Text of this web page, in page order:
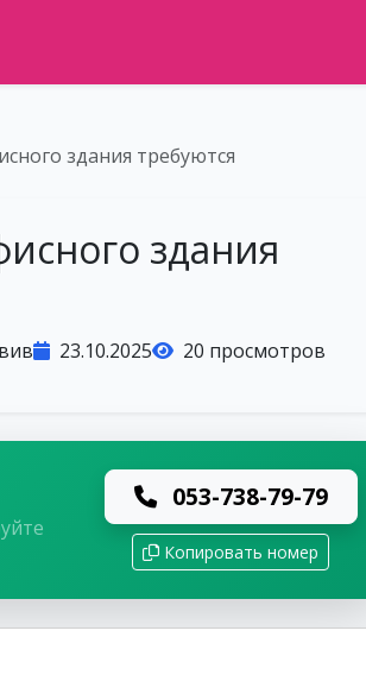
здания требуются
здания
23.10.2025 20 просмотров
053-738-79-79
Копировать номер